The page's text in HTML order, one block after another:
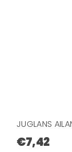
JUGLANS
€7,42